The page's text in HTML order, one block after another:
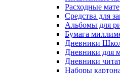
Расходные
Средства для
Альбомы для
Бумага
Дневники
Дневники для
Дневники
Наборы